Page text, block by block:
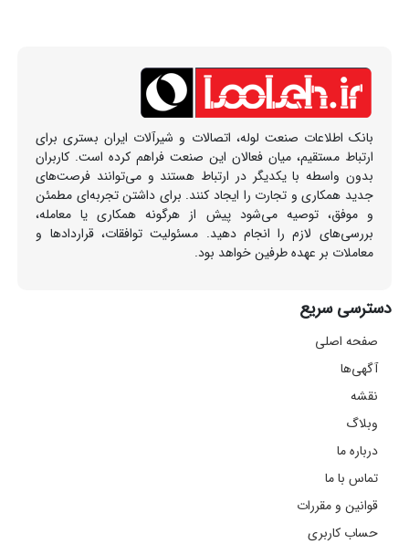
بانک اطلاعات صنعت لوله، اتصالات و شیرآلات ایران بستری برای
ارتباط مستقیم، میان فعالان این صنعت فراهم کرده است. کاربران
بدون واسطه با یکدیگر در ارتباط هستند و می‌توانند فرصت‌های
جدید همکاری و تجارت را ایجاد کنند. برای داشتن تجربه‌ای مطمئن
و موفق، توصیه می‌شود پیش از هرگونه همکاری یا معامله،
بررسی‌های لازم را انجام دهید. مسئولیت توافقات، قراردادها و
معاملات بر عهده طرفین خواهد بود.
دسترسی سریع
صفحه اصلی
آگهی‌ها
نقشه
وبلاگ
درباره ما
تماس با ما
قوانین و مقررات
حساب کاربری